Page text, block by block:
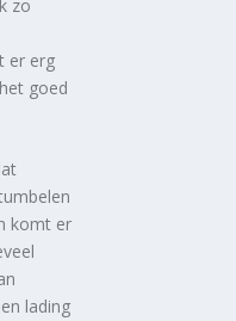
zo
er erg
goed
komt er
lading